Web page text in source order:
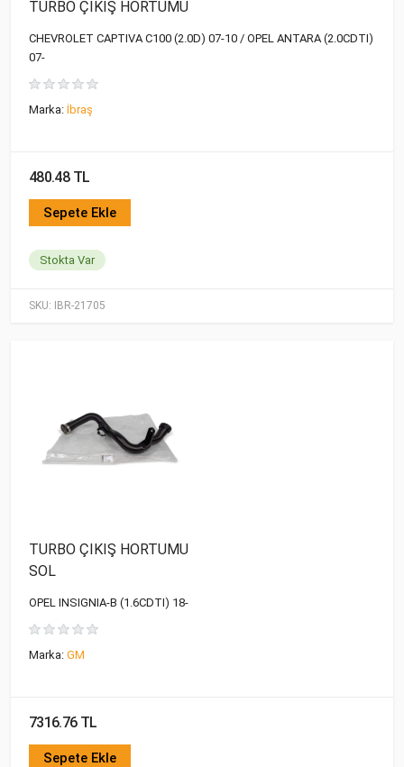
SKU: IBR-21705
TURBO ÇIKIŞ HORTUMU
CHEVROLET CAPTIVA C100 (2.0D) 07-10 / OPEL ANTARA (2.0CDTI)
07-
Marka: İbraş
480.48 TL
Sepete Ekle
Stokta Var
TURBO ÇIKIŞ HORTUMU
SOL
OPEL INSIGNIA-B (1.6CDTI) 18-
Marka: GM
7316.76 TL
Sepete Ekle